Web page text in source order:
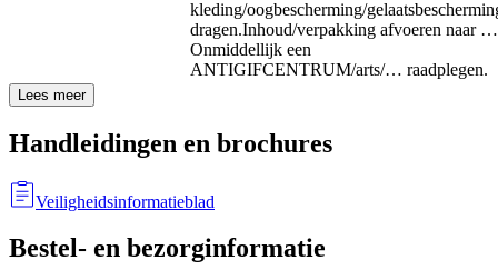
kleding/oogbescherming/
dragen.Inhoud/verpakking afvoeren naar …
Onmiddellijk een
ANTIGIFCENTRUM/arts/… raadplegen.
Lees meer
Handleidingen en brochures
Veiligheidsinformatieblad
Bestel- en bezorginformatie